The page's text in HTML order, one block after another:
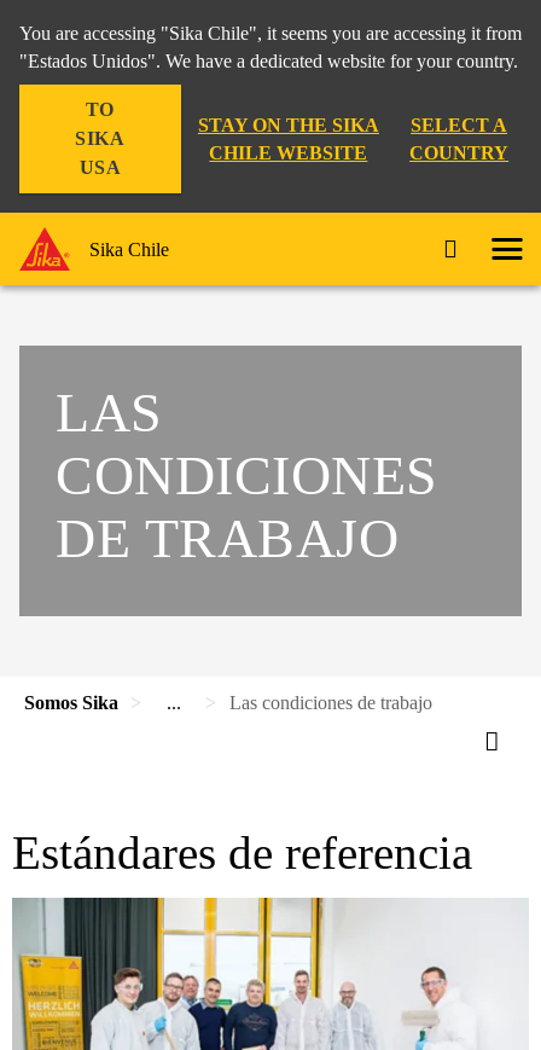
You are accessing "Sika Chile", it seems you are accessing it from
"Estados Unidos". We have a dedicated website for your country.
TO
SIKA
USA
STAY ON THE SIKA
CHILE WEBSITE
SELECT A
COUNTRY
Sika Chile
LAS
CONDICIONES
DE TRABAJO
Somos Sika ... Las condiciones de trabajo
Estándares de referencia